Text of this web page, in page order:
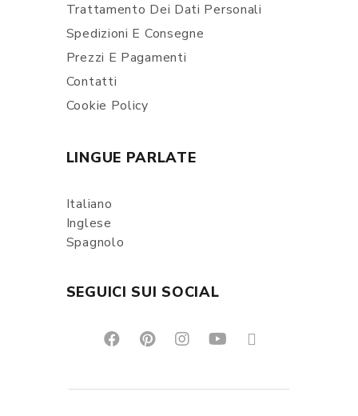
Trattamento Dei Dati Personali
Spedizioni E Consegne
Prezzi E Pagamenti
Contatti
Cookie Policy
LINGUE PARLATE
Italiano
Inglese
Spagnolo
SEGUICI SUI SOCIAL